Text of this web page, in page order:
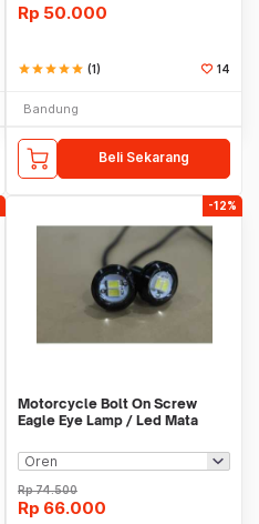
Rp 50.000
starstarstarstarstar (1) 14
Bandung
Beli Sekarang
-12%
Motorcycle Bolt On Screw
Eagle Eye Lamp / Led Mata
Rp74.500
Rp 66.000